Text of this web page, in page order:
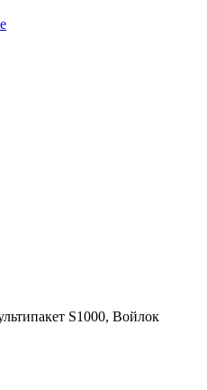
S1000, Войлок